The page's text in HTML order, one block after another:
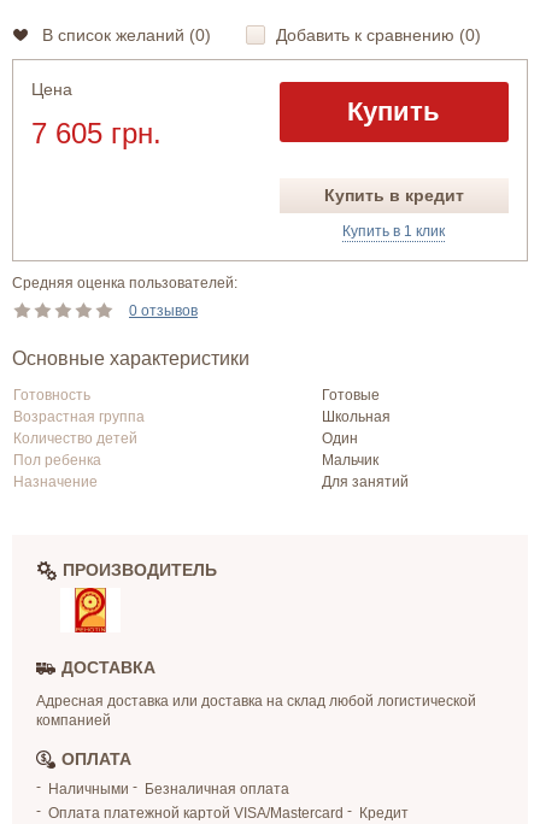
В список желаний (0) Добавить к сравнению (0)
Цена
7 605 грн.
Купить
Купить в кредит
Купить в 1 клик
Средняя оценка пользователей:
0 отзывов
Основные характеристики
Готовность
Готовые
Возрастная группа
Школьная
Количество детей
Один
Пол ребенка
Мальчик
Назначение
Для занятий
ПРОИЗВОДИТЕЛЬ
ДОСТАВКА
Адресная доставка или доставка на склад любой логистической
компанией
ОПЛАТА
Наличными
Безналичная оплата
Оплата платежной картой VISA/Mastercard
Кредит